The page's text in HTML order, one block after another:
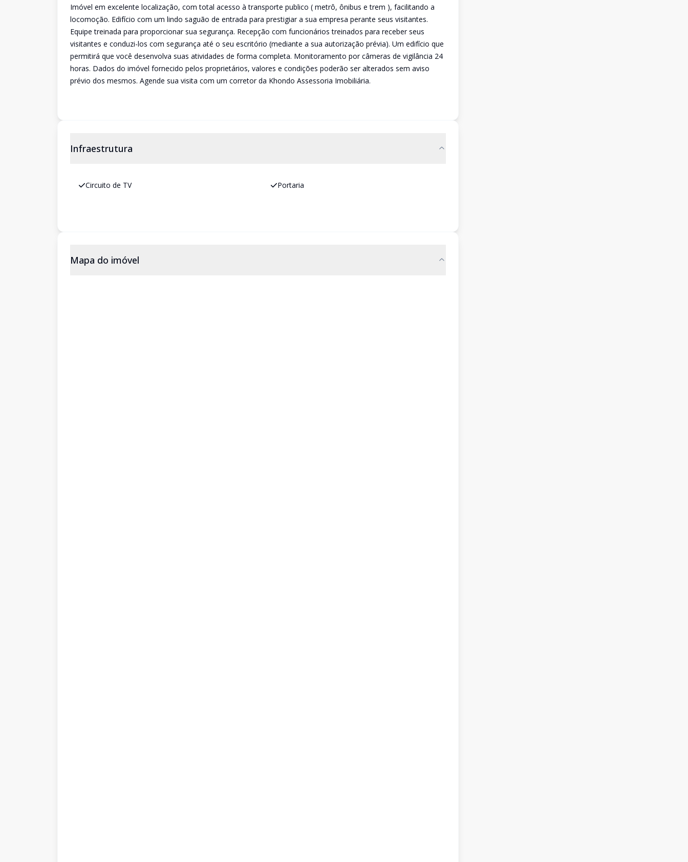
Imóvel em excelente localização, com total acesso à transporte publico ( metrô, ônibus e trem ), facilitando a
locomoção. Edifício com um lindo saguão de entrada para prestigiar a sua empresa perante seus visitantes.
Equipe treinada para proporcionar sua segurança. Recepção com funcionários treinados para receber seus
visitantes e conduzi-los com segurança até o seu escritório (mediante a sua autorização prévia). Um edifício que
permitirá que você desenvolva suas atividades de forma completa. Monitoramento por câmeras de vigilância 24
horas. Dados do imóvel fornecido pelos proprietários, valores e condições poderão ser alterados sem aviso
prévio dos mesmos. Agende sua visita com um corretor da Khondo Assessoria Imobiliária.
Infraestrutura
Circuito de TV Portaria
Mapa do imóvel